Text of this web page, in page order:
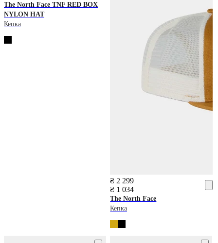
The North Face TNF RED BOX
NYLON HAT
Кепка
₴ 2 299
₴ 1 034
The North Face
Кепка